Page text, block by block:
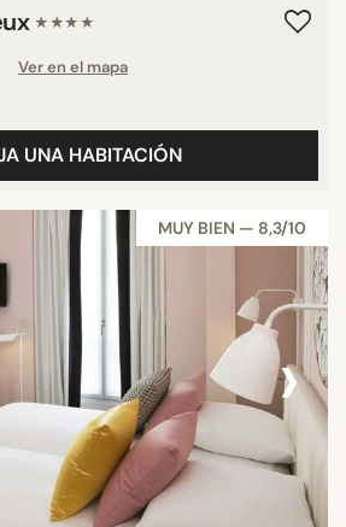
★★★★
Ver en el mapa
UNA HABITACIÓN
MUY BIEN — 8,3/10
›